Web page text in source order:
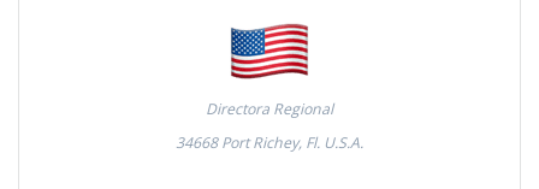
Directora Regional
34668 Port Richey, Fl. U.S.A.